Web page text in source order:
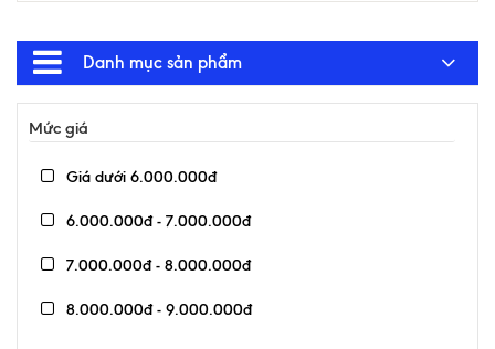
Danh mục sản phẩm
Mức giá
Giá dưới 6.000.000đ
6.000.000đ - 7.000.000đ
7.000.000đ - 8.000.000đ
8.000.000đ - 9.000.000đ